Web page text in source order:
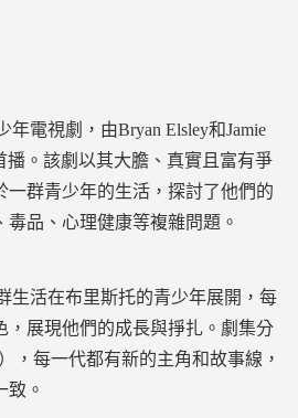
年電視劇，由Bryan Elsley和Jamie
播。該劇以其大膽、真實且富有爭
一群青少年的生活，探討了他們的
品、心理健康等複雜問題。
生活在布里斯托的青少年展開，每
，展現他們的成長與掙扎。劇集分
，每一代都有新的主角和故事線，
致。